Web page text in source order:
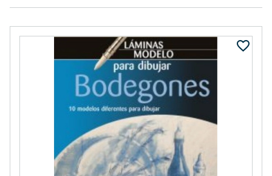
(15%)
GESSO
LEFRANC&BOURGEOIS
1000ml
16,60 €
13,29 €